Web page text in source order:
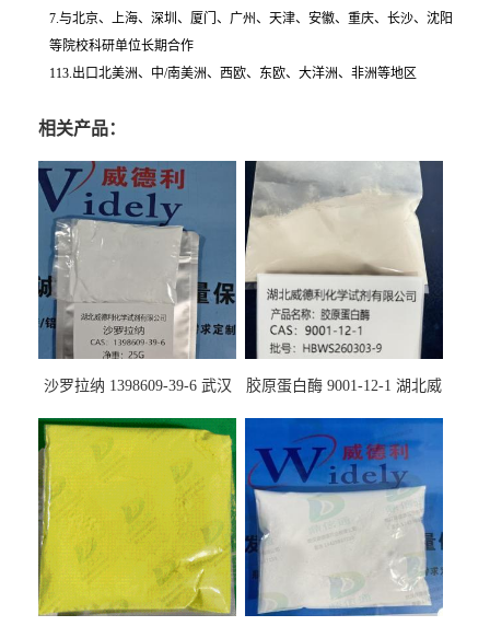
7.与北京、上海、深圳、厦门、广州、天津、安徽、重庆、长沙、沈阳
等院校科研单位长期合作
113.出口北美洲、中/南美洲、西欧、东欧、大洋洲、非洲等地区
相关产品：
沙罗拉纳 1398609-39-6 武汉
胶原蛋白酶 9001-12-1 湖北威